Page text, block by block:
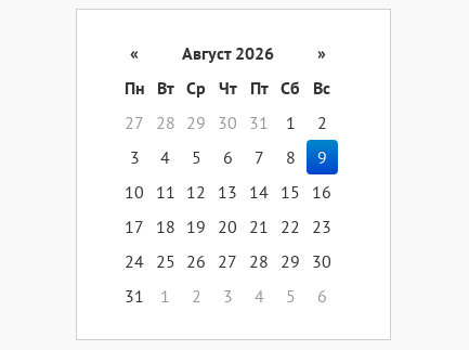
« Август 2026
»
Пн
Вт Ср Чт Пт Сб
Вс
27
28 29 30 31 1
2
3
4 5 6 7 8
9
10
11 12 13 14 15
16
17
18 19 20 21 22
23
24 25 26 27 28 29
30
31
1 2 3 4 5 6